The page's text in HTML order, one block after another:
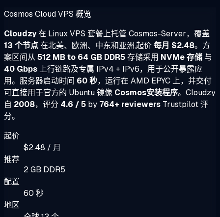
Cosmos Cloud VPS 概览
Cloudzy在 Linux VPS 套餐上托管 Cosmos-Server，覆盖
13 个节点在北美、欧洲、中东和亚洲,起价每月 $2.48。方
案区间从 512 MB to 64 GB DDR5存储采用 NVMe 存储 与
40 Gbps 上行链路及专属 IPv4 + IPv6，用于公开暴露应
用。服务器启动时间 60 秒，运行在 AMD EPYC 上，并交付
可直接用于官方的 Ubuntu 镜像 Cosmos安装程序。Cloudzy
自 2008，评分 4.6 / 5 by 764+ reviewers Trustpilot 评
分。
起价
$2.48 / 月
推荐
2 GB DDR5
配置
60 秒
地区